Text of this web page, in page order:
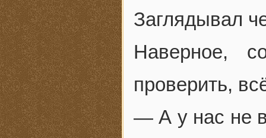
Заглядывал
Наверное,
проверить,
— А у нас не